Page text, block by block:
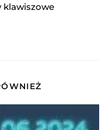
klawiszowe